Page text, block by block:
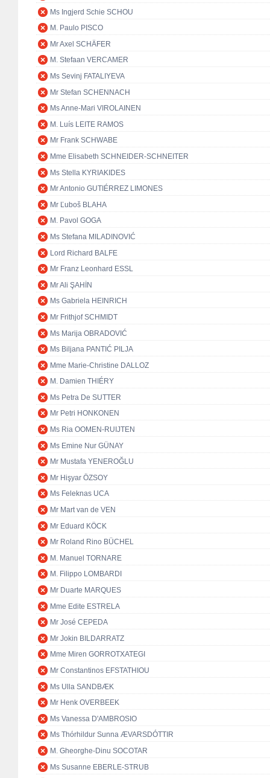
Ms Ingjerd Schie SCHOU
M. Paulo PISCO
Mr Axel SCHÄFER
M. Stefaan VERCAMER
Ms Sevinj FATALIYEVA
Mr Stefan SCHENNACH
Ms Anne-Mari VIROLAINEN
M. Luís LEITE RAMOS
Mr Frank SCHWABE
Mme Elisabeth SCHNEIDER-SCHNEITER
Ms Stella KYRIAKIDES
Mr Antonio GUTIÉRREZ LIMONES
Mr Ľuboš BLAHA
M. Pavol GOGA
Ms Stefana MILADINOVIĆ
Lord Richard BALFE
Mr Franz Leonhard ESSL
Mr Ali ŞAHİN
Ms Gabriela HEINRICH
Mr Frithjof SCHMIDT
Ms Marija OBRADOVIĆ
Ms Biljana PANTIĆ PILJA
Mme Marie-Christine DALLOZ
M. Damien THIÉRY
Ms Petra De SUTTER
Mr Petri HONKONEN
Ms Ria OOMEN-RUIJTEN
Ms Emine Nur GÜNAY
Mr Mustafa YENEROĞLU
Mr Hişyar ÖZSOY
Ms Feleknas UCA
Mr Mart van de VEN
Mr Eduard KÖCK
Mr Roland Rino BÜCHEL
M. Manuel TORNARE
M. Filippo LOMBARDI
Mr Duarte MARQUES
Mme Edite ESTRELA
Mr José CEPEDA
Mr Jokin BILDARRATZ
Mme Miren GORROTXATEGI
Mr Constantinos EFSTATHIOU
Ms Ulla SANDBÆK
Mr Henk OVERBEEK
Ms Vanessa D'AMBROSIO
Ms Thórhildur Sunna ÆVARSDÓTTIR
M. Gheorghe-Dinu SOCOTAR
Ms Susanne EBERLE-STRUB